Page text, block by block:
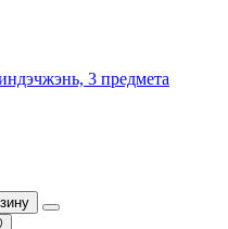
3 предмета